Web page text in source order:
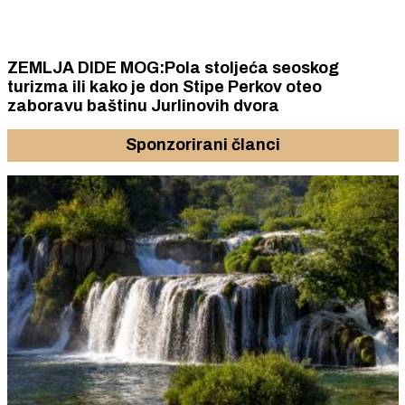
ZEMLJA DIDE MOG:Pola stoljeća seoskog
turizma ili kako je don Stipe Perkov oteo
zaboravu baštinu Jurlinovih dvora
Sponzorirani članci